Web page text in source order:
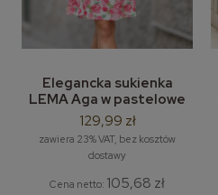
Elegancka sukienka
LEMA Aga w pastelowe
kwiaty-róże M-3XL
129,99 zł
zawiera 23% VAT, bez kosztów
dostawy
Cena netto: 105,68 zł